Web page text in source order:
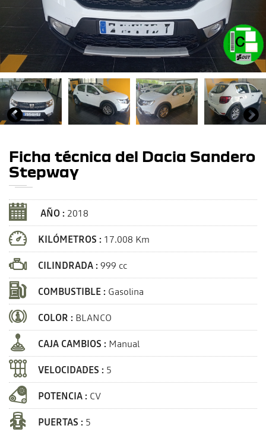
Ficha técnica del Dacia Sandero
Stepway
AÑO : 2018
KILÓMETROS : 17.008 Km
CILINDRADA :999 cc
COMBUSTIBLE : Gasolina
COLOR : BLANCO
CAJA CAMBIOS : Manual
VELOCIDADES : 5
POTENCIA : CV
PUERTAS : 5